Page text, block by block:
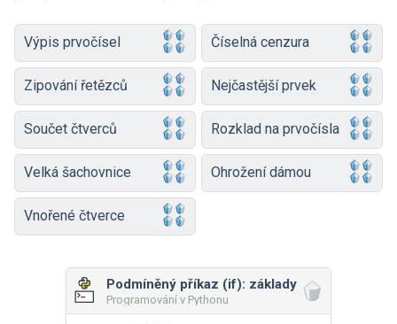
Výpis prvočísel Číselná cenzura
Zipování řetězců Nejčastější prvek
Součet čtverců Rozklad na prvočísla
Velká šachovnice Ohrožení dámou
Vnořené čtverce
Podmíněný příkaz (if): základy
Programování v Pythonu